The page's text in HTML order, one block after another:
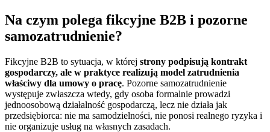
Na czym polega fikcyjne B2B i pozorne
samozatrudnienie?
Fikcyjne B2B to sytuacja, w której strony podpisują kontrakt
gospodarczy, ale w praktyce realizują model zatrudnienia
właściwy dla umowy o pracę. Pozorne samozatrudnienie
występuje zwłaszcza wtedy, gdy osoba formalnie prowadzi
jednoosobową działalność gospodarczą, lecz nie działa jak
przedsiębiorca: nie ma samodzielności, nie ponosi realnego ryzyka i
nie organizuje usług na własnych zasadach.